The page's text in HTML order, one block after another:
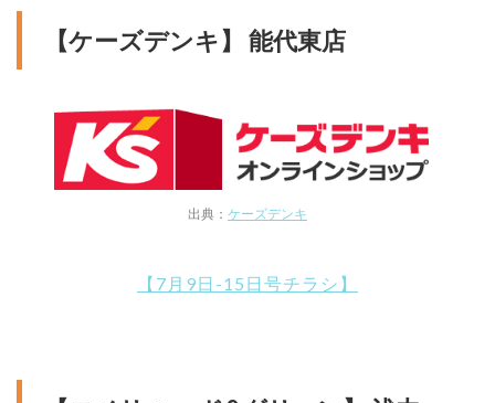
【ケーズデンキ】 能代東店
出典： ケーズデンキ
【7月9日-15日号チラシ】